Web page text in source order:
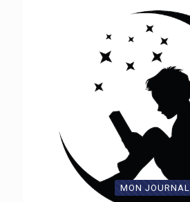
MON JOURNAL